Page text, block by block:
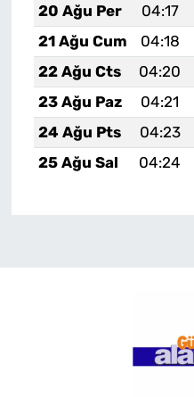
20 Ağu Per
04:17
21 Ağu Cum
04:18
22 Ağu Cts
04:20
23 Ağu Paz
04:21
24 Ağu Pts
04:23
25 Ağu Sal
04:24